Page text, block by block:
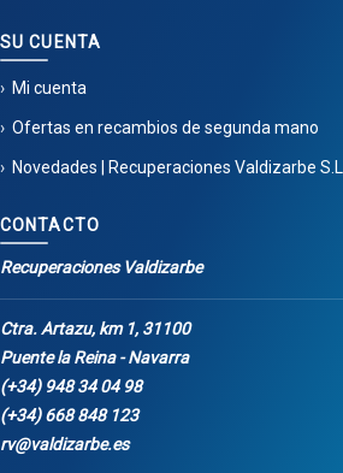
SU CUENTA
Mi cuenta
Ofertas en recambios de segunda mano
Novedades | Recuperaciones Valdizarbe S.L.
CONTACTO
Recuperaciones Valdizarbe
Ctra. Artazu, km 1, 31100
Puente la Reina - Navarra
(+34) 948 34 04 98
(+34) 668 848 123
rv@valdizarbe.es